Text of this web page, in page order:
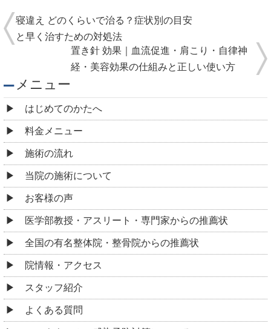
はじめてのかたへ
料金メニュー
施術の流れ
当院の施術について
お客様の声
医学部教授・アスリート・専門家からの推薦状
全国の有名整体院・整骨院からの推薦状
院情報・アクセス
スタッフ紹介
よくある質問
コロナウィルス感染予防対策について
ご予約・お問合せ
求人情報
ブログ